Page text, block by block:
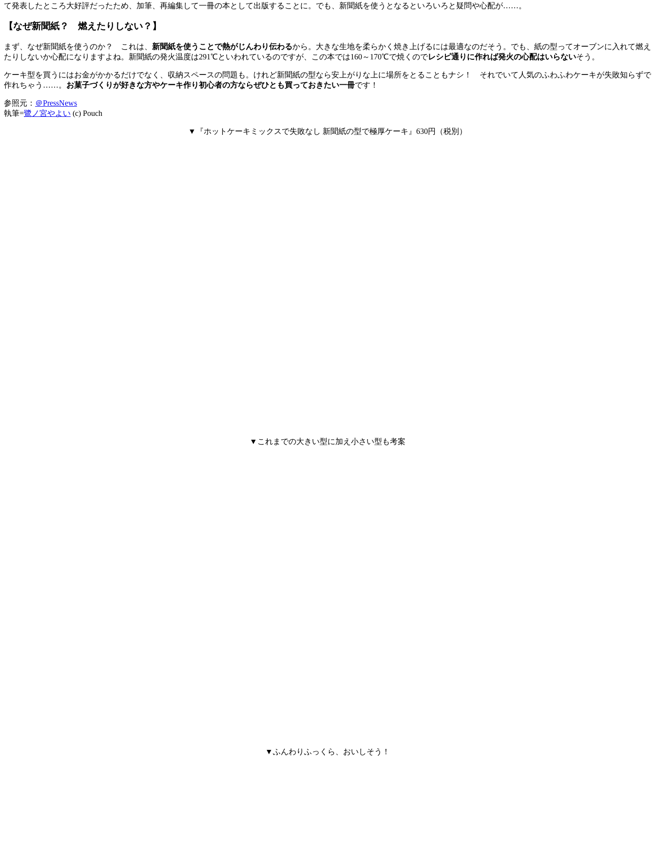
て発表したところ大好評だったため、加筆、再編集して一冊の本として出版することに。でも、新聞紙を使うとなるといろいろと疑問や心配が……。
【なぜ新聞紙？ 燃えたりしない？】
まず、なぜ新聞紙を使うのか？ これは、 新聞紙を使うことで熱がじんわり伝わるから。大きな生地を柔らかく焼き上げるには最適なのだそう。でも、紙の型ってオーブンに入れて燃え
たりしないか心配になりますよね。新聞紙の発火温度は291℃といわれているのですが、この本では160～170℃で焼くのでレシピ通りに作れば発火の心配はいらないそう。
ケーキ型を買うにはお金がかかるだけでなく、収納スペースの問題も。けれど新聞紙の型なら安上がりな上に場所をとることもナシ！ それでいて人気のふわふわケーキが失敗知らずで
作れちゃう……。 お菓子づくりが好きな方やケーキ作り初心者の方ならぜひとも買っておきたい一冊です！
参照元： ＠PressNews
執筆=鷺ノ宮やよい (c) Pouch
▼『ホットケーキミックスで失敗なし 新聞紙の型で極厚ケーキ』630円（税別）
▼これまでの大きい型に加え小さい型も考案
▼ふんわりふっくら、おいしそう！